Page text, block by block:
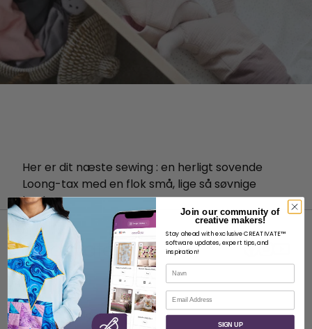
Her er dit næste sewing : en herligt sovende
Loong-tax med en flok små, lige så søvnige
hvalpe.
OM
Om SVP Worldwide
Join our community of
creative makers!
Stay ahead with exclusive CREATIVATE™
software updates, expert tips, and
inspiration!
Navn
E-mail
SIGN UP